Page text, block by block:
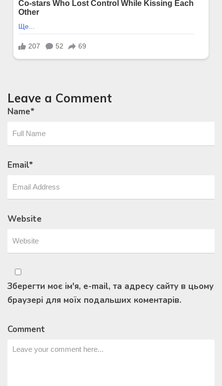
Leave a Comment
Name*
Email*
Website
Зберегти моє ім'я, e-mail, та адресу сайту в цьому
браузері для моїх подальших коментарів.
Comment